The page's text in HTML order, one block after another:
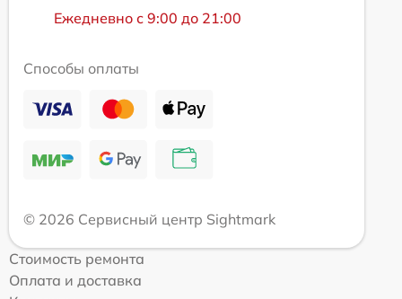
Ежедневно с 9:00 до 21:00
Способы оплаты
© 2026 Сервисный центр Sightmark
Стоимость ремонта
Оплата и доставка